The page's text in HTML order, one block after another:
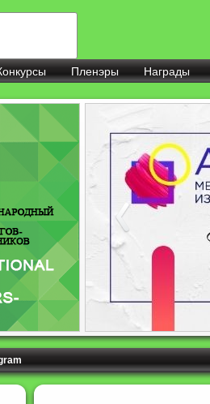
Пленэры Награды